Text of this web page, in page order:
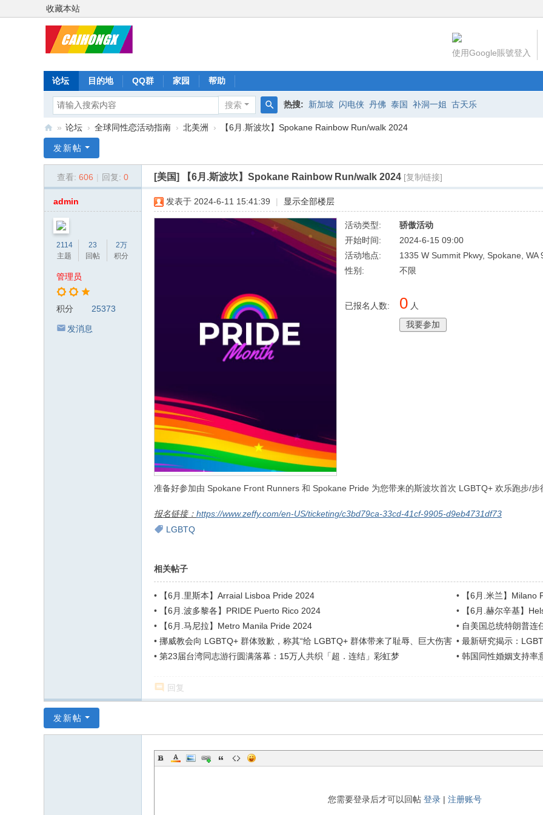
收藏本站
使用Google賬號登入
论坛 目的地 QQ群 家园 帮助
搜索
搜
热搜: 新加坡 闪电侠 丹佛 泰国 补洞一姐 古天乐
虹
» 论坛 › 全球同性恋活动指南 › 北美洲 › 【6月.斯波坎】Spokane Rainbow Run/walk 2024
发新帖
查看: 606 | 回复: 0 [美国] 【6月.斯波坎】Spokane Rainbow Run/walk 2024 [复制链接]
admin
2114
主题
23
回帖
2万
积分
管理员
积分 25373
发消息
发表于 2024-6-11 15:41:39 | 显示全部楼层
活动类型:
骄傲活动
开始时间:
2024-6-15 09:00
活动地点:
1335 W Summit Pkwy, Spokane, WA
性别:
不限
已报名人数: 0 人
我要参加
准备好参加由 Spokane Front Runners 和 Spokane Pride 为您带来的斯波坎首次 LGBTQ+ 欢乐跑步/步
报名链接： https://www.zeffy.com/en-US/ticketing/c3bd79ca-33cd-41cf-9905-d9eb4731df73
LGBTQ
相关帖子
• 【6月.里斯本】Arraial Lisboa Pride 2024 •
【6月.米兰】Milano
•
【6月.波多黎各】PRIDE Puerto Rico 2024 •
【6月.赫尔辛基】
•
【6月.马尼拉】Metro Manila Pride 2024 • 自美国总统特朗普连
• 挪威教会向 LGBTQ+ 群体致歉，称其“给 LGBTQ+ 群体带来了耻辱、巨大伤害
和痛苦”
• 最新研究揭示：
• 第23届台湾同志游行圆满落幕：15万人共织「超．连结」彩虹梦 • 韩国同性婚姻支持率
回复
发新帖
您需要登录后才可以回帖 登录| 注册账号